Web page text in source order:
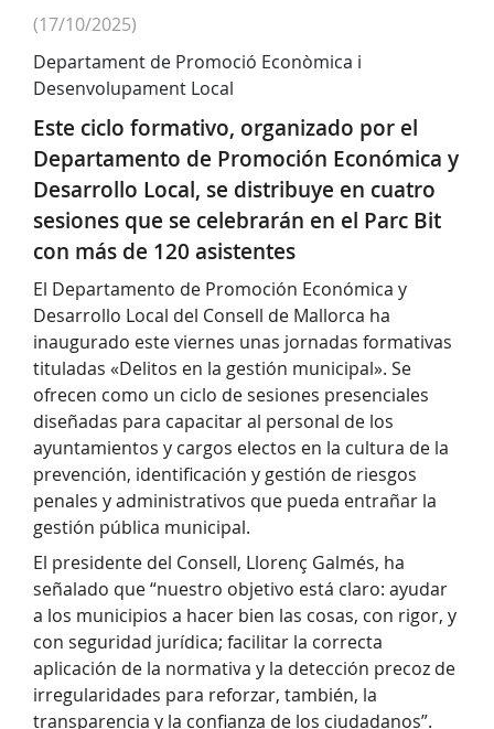
(17/10/2025)
Departament de Promoció Econòmica i
Desenvolupament Local
Este ciclo formativo, organizado por el
Departamento de Promoción Económica y
Desarrollo Local, se distribuye en cuatro
sesiones que se celebrarán en el Parc Bit
con más de 120 asistentes
El Departamento de Promoción Económica y
Desarrollo Local del Consell de Mallorca ha
inaugurado este viernes unas jornadas formativas
tituladas «Delitos en la gestión municipal». Se
ofrecen como un ciclo de sesiones presenciales
diseñadas para capacitar al personal de los
ayuntamientos y cargos electos en la cultura de la
prevención, identificación y gestión de riesgos
penales y administrativos que pueda entrañar la
gestión pública municipal.
El presidente del Consell, Llorenç Galmés, ha
señalado que “nuestro objetivo está claro: ayudar
a los municipios a hacer bien las cosas, con rigor, y
con seguridad jurídica; facilitar la correcta
aplicación de la normativa y la detección precoz de
irregularidades para reforzar, también, la
transparencia y la confianza de los ciudadanos”.